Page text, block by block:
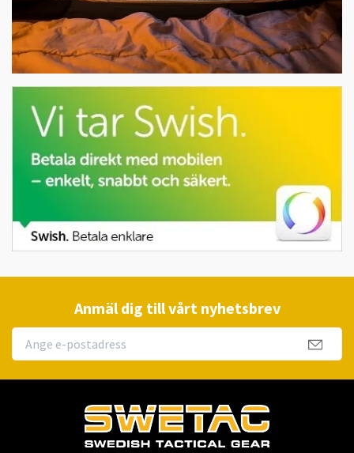
Anmäl dig till vårt nyhetsbrev